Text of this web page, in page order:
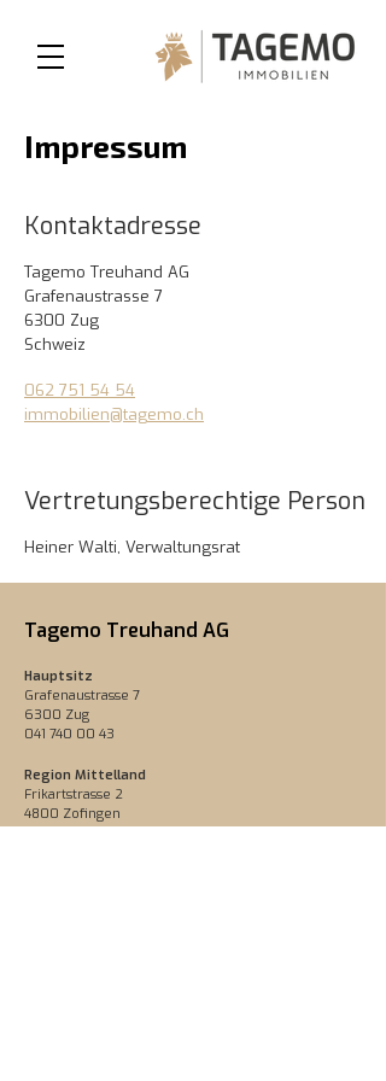
Impressum
Kontaktadresse
Tagemo Treuhand AG
Grafenaustrasse 7
6300 Zug
Schweiz
062 751 54 54
immobilien@tagemo.ch
Vertretungsberechtige Person
Heiner Walti, Verwaltungsrat
Tagemo Treuhand AG
Hauptsitz
Grafenaustrasse 7
6300 Zug
041 740 00 43
Region Mittelland
Frikartstrasse 2
4800 Zofingen